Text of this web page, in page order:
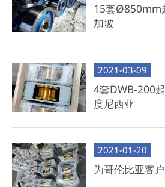
15套Ø850mm
加坡
2021-03-09
4套DWB-200
度尼西亚
2021-01-20
为哥伦比亚客